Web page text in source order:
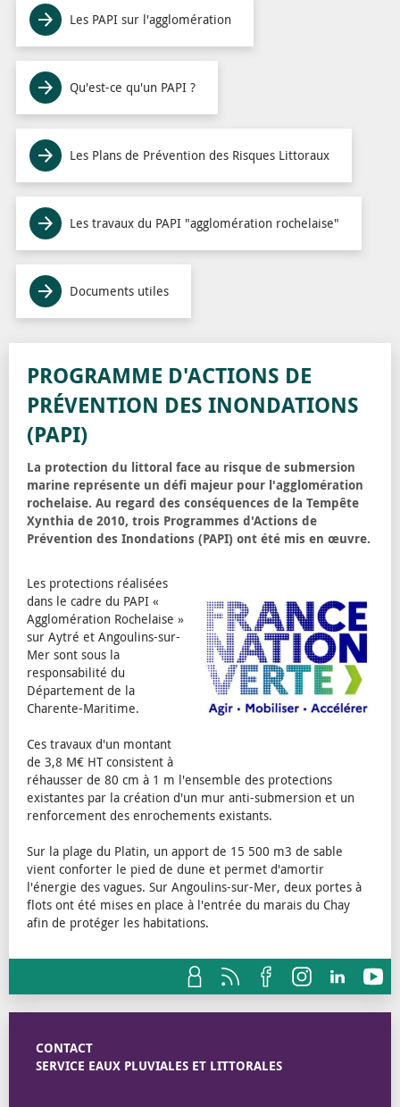
Les PAPI sur l'agglomération
Qu'est-ce qu'un PAPI ?
Les Plans de Prévention des Risques Littoraux
Les travaux du PAPI "agglomération rochelaise"
Documents utiles
PROGRAMME D'ACTIONS DE
PRÉVENTION DES INONDATIONS
(PAPI)
La protection du littoral face au risque de submersion
marine représente un défi majeur pour l'agglomération
rochelaise. Au regard des conséquences de la Tempête
Xynthia de 2010, trois Programmes d'Actions de
Prévention des Inondations (PAPI) ont été mis en œuvre.
Les protections réalisées
dans le cadre du PAPI «
Agglomération Rochelaise »
sur Aytré et Angoulins-sur-
Mer sont sous la
responsabilité du
Département de la
Charente-Maritime.
Ces travaux d'un montant
de 3,8 M€ HT consistent à
réhausser de 80 cm à 1 m l'ensemble des protections
existantes par la création d'un mur anti-submersion et un
renforcement des enrochements existants.
Sur la plage du Platin, un apport de 15 500 m3 de sable
vient conforter le pied de dune et permet d'amortir
l'énergie des vagues. Sur Angoulins-sur-Mer, deux portes à
flots ont été mises en place à l'entrée du marais du Chay
afin de protéger les habitations.
CONTACT
SERVICE EAUX PLUVIALES ET LITTORALES